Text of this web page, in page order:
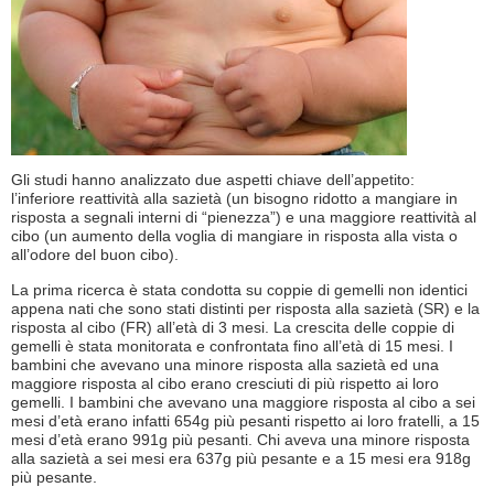
Gli studi hanno analizzato due aspetti chiave dell’appetito:
l’inferiore reattività alla sazietà (un bisogno ridotto a mangiare in
risposta a segnali interni di “pienezza”) e una maggiore reattività al
cibo (un aumento della voglia di mangiare in risposta alla vista o
all’odore del buon cibo).
La prima ricerca è stata condotta su coppie di gemelli non identici
appena nati che sono stati distinti per risposta alla sazietà (SR) e la
risposta al cibo (FR) all’età di 3 mesi. La crescita delle coppie di
gemelli è stata monitorata e confrontata fino all’età di 15 mesi. I
bambini che avevano una minore risposta alla sazietà ed una
maggiore risposta al cibo erano cresciuti di più rispetto ai loro
gemelli. I bambini che avevano una maggiore risposta al cibo a sei
mesi d’età erano infatti 654g più pesanti rispetto ai loro fratelli, a 15
mesi d’età erano 991g più pesanti. Chi aveva una minore risposta
alla sazietà a sei mesi era 637g più pesante e a 15 mesi era 918g
più pesante.